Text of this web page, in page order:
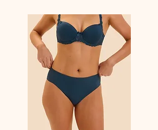
Inspirée du style Regency moderne et
de la tendance maximaliste, Carrie
présente une ligne utilisant une
technologie d'impression de précision
pour créer une broderie florale
éclatante.